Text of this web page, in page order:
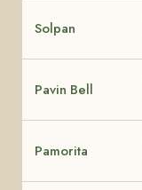
Solpan
Pavin Bell
Pamorita